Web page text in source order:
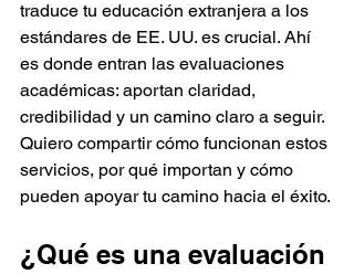
traduce tu educación extranjera a los
estándares de EE. UU. es crucial. Ahí
es donde entran las evaluaciones
académicas: aportan claridad,
credibilidad y un camino claro a seguir.
Quiero compartir cómo funcionan estos
servicios, por qué importan y cómo
pueden apoyar tu camino hacia el éxito.
¿Qué es una evaluación